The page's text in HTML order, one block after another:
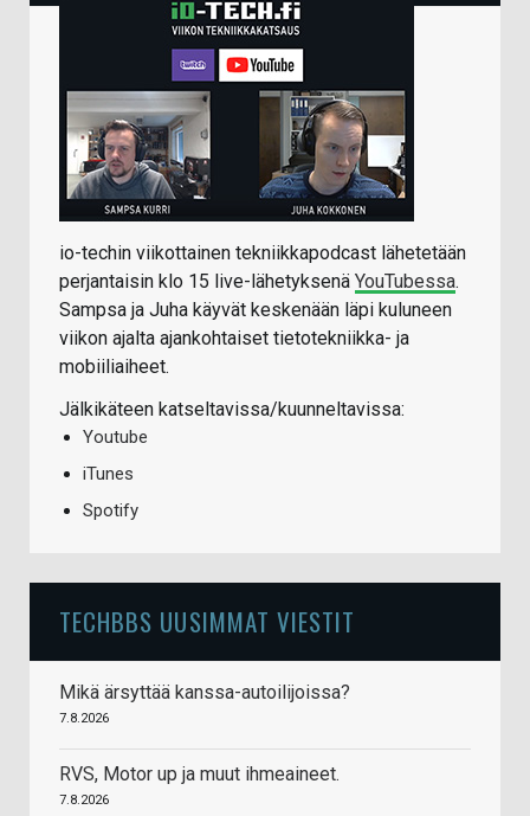
io-techin viikottainen tekniikkapodcast lähetetään
perjantaisin klo 15 live-lähetyksenä YouTubessa.
Sampsa ja Juha käyvät keskenään läpi kuluneen
viikon ajalta ajankohtaiset tietotekniikka- ja
mobiiliaiheet.
Jälkikäteen katseltavissa/kuunneltavissa:
Youtube
iTunes
Spotify
TECHBBS UUSIMMAT VIESTIT
Mikä ärsyttää kanssa-autoilijoissa?
7.8.2026
RVS, Motor up ja muut ihmeaineet.
7.8.2026